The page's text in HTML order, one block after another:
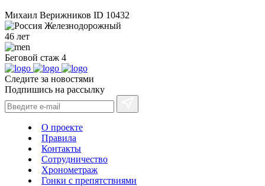
Михаил Верижников ID 10432
Железнодорожный
46 лет
Беговой стаж 4
Следите за новостями
Подпишись на рассылку
О проекте
Правила
Контакты
Сотрудничество
Хронометраж
Гонки с препятствиями